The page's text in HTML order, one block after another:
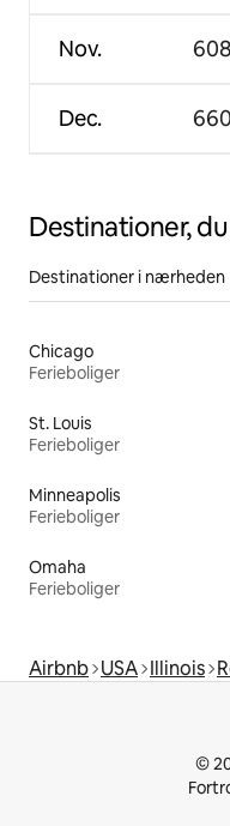
Nov.
Dec.
Destinationer,
Destinationer i nærheden
Chicago
Ferieboliger
St. Louis
Ferieboliger
Minneapolis
Ferieboliger
Omaha
Ferieboliger
Airbnb USA Illinois
©